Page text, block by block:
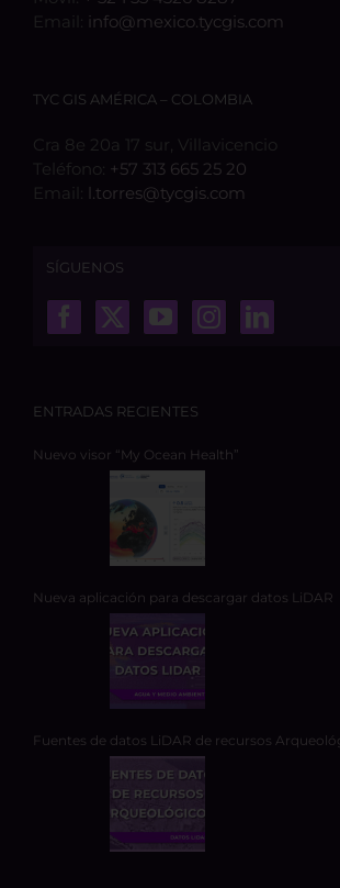
Email: info@mexico.tycgis.com
TYC GIS AMÉRICA – COLOMBIA
Cra 8e 20a 17 sur, Villavicencio
Teléfono: +57 313 665 25 20
Email:
l.torres@tycgis.com
SÍGUENOS
ENTRADAS RECIENTES
Nuevo visor “My Ocean Health”
Nueva aplicación para descargar datos LiDAR
Fuentes de datos LiDAR de recursos